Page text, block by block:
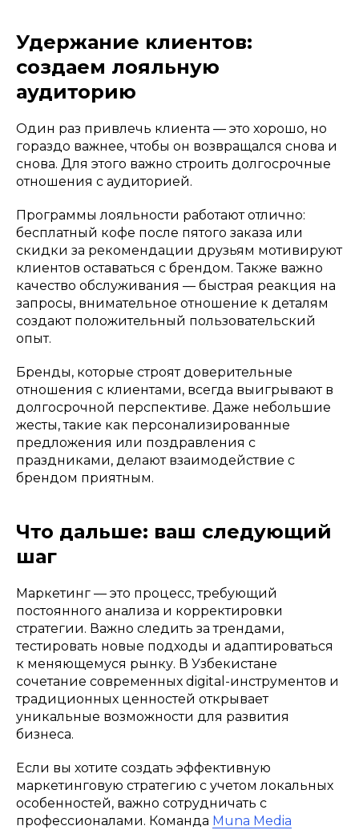
Удержание клиентов:
создаем лояльную
аудиторию
Один раз привлечь клиента — это хорошо, но
гораздо важнее, чтобы он возвращался снова и
снова. Для этого важно строить долгосрочные
отношения с аудиторией.
Программы лояльности работают отлично:
бесплатный кофе после пятого заказа или
скидки за рекомендации друзьям мотивируют
клиентов оставаться с брендом. Также важно
качество обслуживания — быстрая реакция на
запросы, внимательное отношение к деталям
создают положительный пользовательский
опыт.
Бренды, которые строят доверительные
отношения с клиентами, всегда выигрывают в
долгосрочной перспективе. Даже небольшие
жесты, такие как персонализированные
предложения или поздравления с
праздниками, делают взаимодействие с
брендом приятным.
Что дальше: ваш следующий
шаг
Маркетинг — это процесс, требующий
постоянного анализа и корректировки
стратегии. Важно следить за трендами,
тестировать новые подходы и адаптироваться
к меняющемуся рынку. В Узбекистане
сочетание современных digital-инструментов и
традиционных ценностей открывает
уникальные возможности для развития
бизнеса.
Если вы хотите создать эффективную
маркетинговую стратегию с учетом локальных
особенностей, важно сотрудничать с
профессионалами. Команда Muna Media